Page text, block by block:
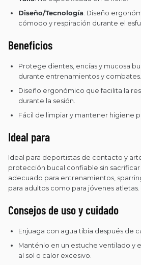
Diseño/Tecnología: Diseño
cómodo y respiración durante el
Beneficios
Protege dientes, encías y mucosa
durante entrenamientos y combates.
Diseño ergonómico que facilita la
durante la sesión.
Fácil de limpiar y mantener higiene
Ideal para
Ideal para deportistas de contacto y
protección bucal confiable sin
adecuado para entrenamientos,
para adultos como para jóvenes atletas.
Consejos de uso y cuidado
Enjuaga con agua tibia después de
Manténlo en un estuche ventilado y
al sol o calor excesivo.